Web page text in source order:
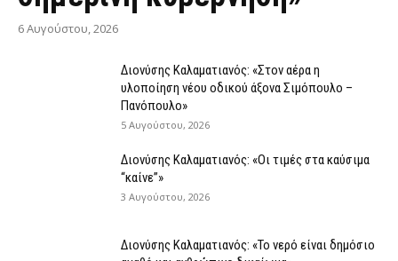
6 Αυγούστου, 2026
Διονύσης Καλαματιανός: «Στον αέρα η
υλοποίηση νέου οδικού άξονα Σιμόπουλο –
Πανόπουλο»
5 Αυγούστου, 2026
Διονύσης Καλαματιανός: «Οι τιμές στα καύσιμα
“καίνε”»
3 Αυγούστου, 2026
Διονύσης Καλαματιανός: «Το νερό είναι δημόσιο